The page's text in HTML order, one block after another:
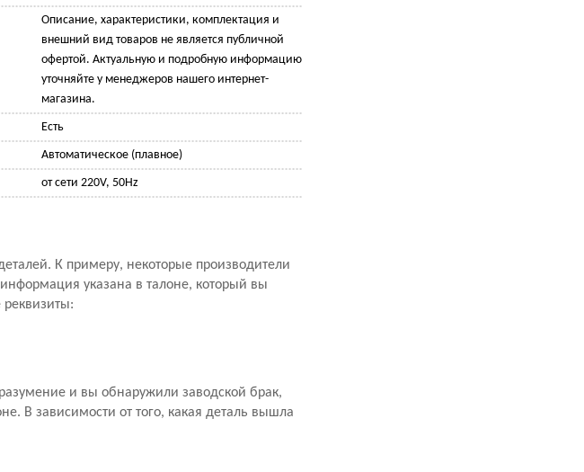
Описание, характеристики, комплектация и
внешний вид товаров не является публичной
офертой. Актуальную и подробную информацию
уточняйте у менеджеров нашего интернет-
магазина.
Есть
Автоматическое (плавное)
от сети 220V, 50Hz
К примеру, некоторые производители
указана в талоне, который вы
и вы обнаружили заводской брак,
В зависимости от того, какая деталь вышла